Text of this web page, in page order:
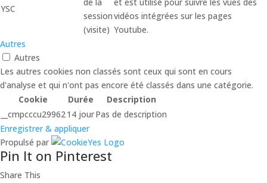
YSC
session
(visite)
vidéos intégrées sur les pages
Youtube.
Autres
Autres
Les autres cookies non classés sont ceux qui sont en cours
d'analyse et qui n'ont pas encore été classés dans une catégorie.
Cookie
Durée
Description
__cmpcccu2996214 jourPas de description
Enregistrer & appliquer
Propulsé par
Pin It on Pinterest
Share This